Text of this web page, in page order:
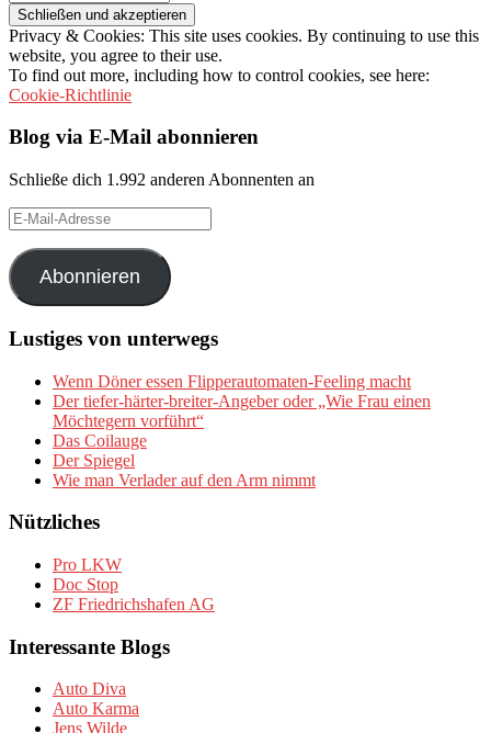
Privacy & Cookies: This site uses cookies. By continuing to use this
website, you agree to their use.
To find out more, including how to control cookies, see here:
Cookie-Richtlinie
Blog via E-Mail abonnieren
Schließe dich 1.992 anderen Abonnenten an
E-
Mail-
Adresse
Abonnieren
Lustiges von unterwegs
Wenn Döner essen Flipperautomaten-Feeling macht
Der tiefer-härter-breiter-Angeber oder „Wie Frau einen
Möchtegern vorführt“
Das Coilauge
Der Spiegel
Wie man Verlader auf den Arm nimmt
Nützliches
Pro LKW
Doc Stop
ZF Friedrichshafen AG
Interessante Blogs
Auto Diva
Auto Karma
Jens Wilde